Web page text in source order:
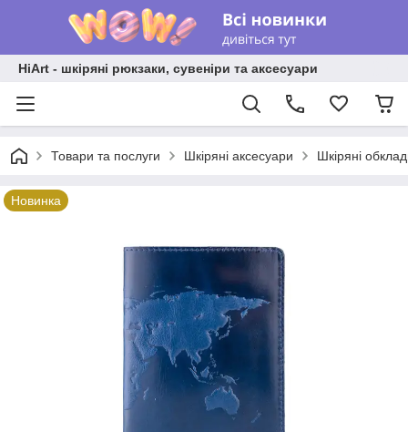
HiArt - шкіряні рюкзаки, сувеніри та аксесуари
Товари та послуги Шкіряні аксесуари Шкіряні
Новинка